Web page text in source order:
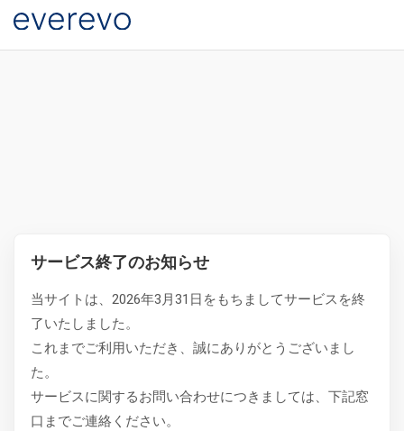
サービス終了のお知らせ
当サイトは、2026年3月31日をもちましてサービスを終
了いたしました。
これまでご利用いただき、誠にありがとうございまし
た。
サービスに関するお問い合わせにつきましては、下記窓
口までご連絡ください。